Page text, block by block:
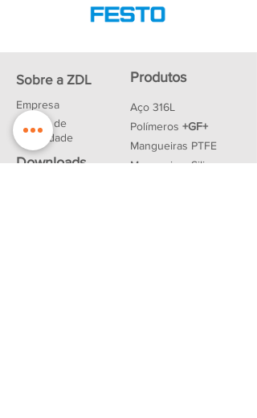
Sobre a ZDL
Empresa
Política de
Privacidade
Downloads
Produtos
Aço 316L
Polímeros +GF+
Mangueiras PTFE
Mangueiras Silicone